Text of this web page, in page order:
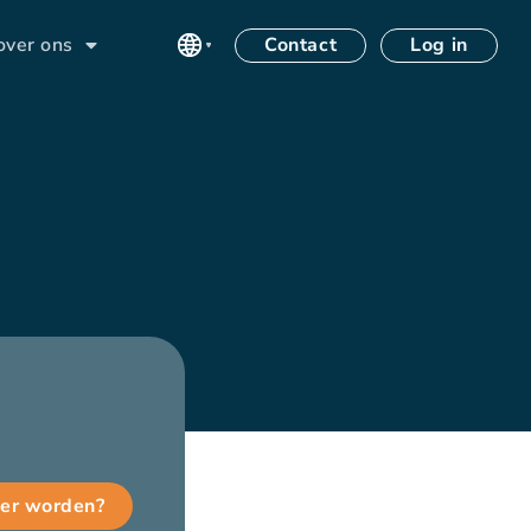
ons Contact Log in
worden?